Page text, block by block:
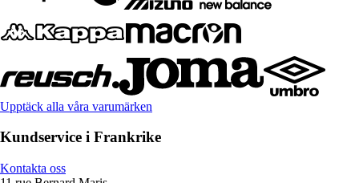
Upptäck alla våra varumärken
Kundservice i Frankrike
Kontakta oss